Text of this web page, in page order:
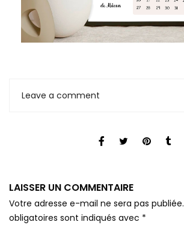
Leave a comment
LAISSER UN COMMENTAIRE
Votre adresse e-mail ne sera pas publiée.
obligatoires sont indiqués avec *